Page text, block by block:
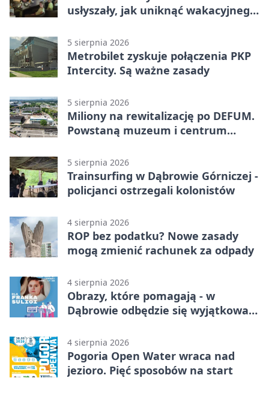
usłyszały, jak uniknąć wakacyjnego
5 sierpnia 2026
Metrobilet zyskuje połączenia PKP
Intercity. Są ważne zasady
5 sierpnia 2026
Miliony na rewitalizację po DEFUM.
Powstaną muzeum i centrum
5 sierpnia 2026
Trainsurfing w Dąbrowie Górniczej -
policjanci ostrzegali kolonistów
4 sierpnia 2026
ROP bez podatku? Nowe zasady
mogą zmienić rachunek za odpady
4 sierpnia 2026
Obrazy, które pomagają - w
Dąbrowie odbędzie się wyjątkowa
4 sierpnia 2026
Pogoria Open Water wraca nad
jezioro. Pięć sposobów na start